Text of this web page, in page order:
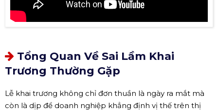
Tổng Quan Về Sai Lầm Khai
Trương Thường Gặp
Lễ khai trương không chỉ đơn thuần là ngày ra mắt mà
còn là dịp để doanh nghiệp khẳng định vị thế trên thị